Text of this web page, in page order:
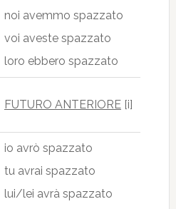
noi avemmo spazzato
voi aveste spazzato
loro ebbero spazzato
FUTURO ANTERIORE[i]
io avrò spazzato
tu avrai spazzato
lui/lei avrà spazzato